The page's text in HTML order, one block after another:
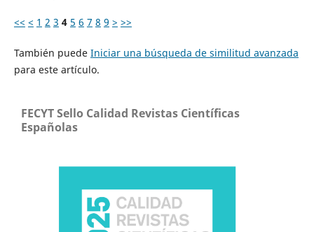
<< < 1 2 3 4 5 6 7 8 9 > >>
También puede Iniciar una búsqueda de similitud avanzada
para este artículo.
FECYT Sello Calidad Revistas Científicas
Españolas